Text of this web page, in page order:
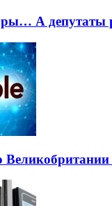
А депутаты